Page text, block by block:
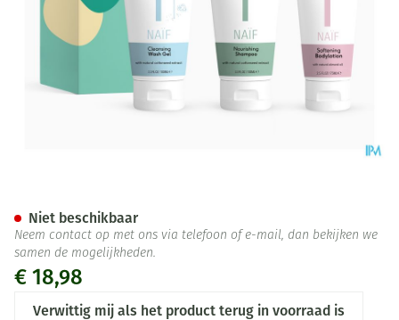
€ 18,98
Verwittig mij als het product terug in voorraad is
Niet beschikbaar
Neem contact op met ons via telefoon of e-mail, dan bekijken we
samen de mogelijkheden.